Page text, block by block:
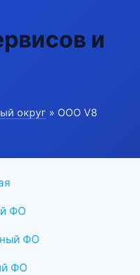
и
округ » ООО V8
ФО
ФО
ФО